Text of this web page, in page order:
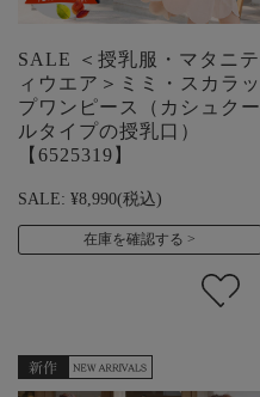
SALE ＜授乳服・マタニテ
ィウエア＞ミミ・スカラッ
プワンピース（カシュクー
ルタイプの授乳口）
【6525319】
SALE: ¥8,990(税込)
在庫を確認する